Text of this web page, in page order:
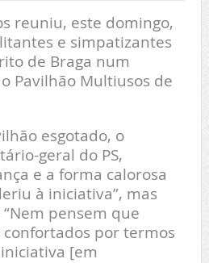
reuniu, este domingo,
e simpatizantes
de Braga num
Pavilhão Multiusos de
esgotado, o
geral do PS,
e a forma calorosa
à iniciativa”, mas
pensem que
por termos
[em